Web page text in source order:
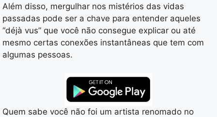
Além disso, mergulhar nos mistérios das vidas
passadas pode ser a chave para entender aqueles
“déjà vus” que você não consegue explicar ou até
mesmo certas conexões instantâneas que tem com
algumas pessoas.
Quem sabe você não foi um artista renomado no